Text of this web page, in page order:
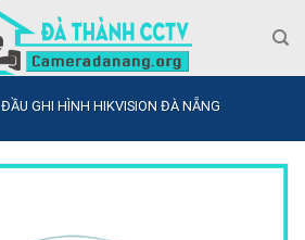
ĐẦU GHI HÌNH HIKVISION ĐÀ NẴNG